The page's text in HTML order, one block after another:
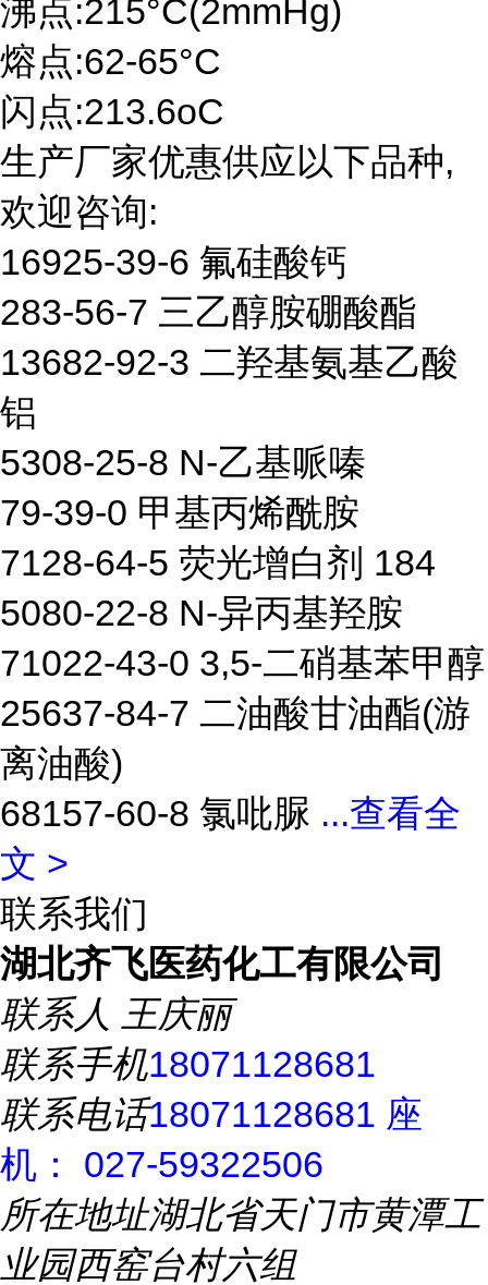
沸点:215°C(2mmHg)
熔点:62-65°C
闪点:213.6oC
生产厂家优惠供应以下品种,
欢迎咨询:
16925-39-6 氟硅酸钙
283-56-7 三乙醇胺硼酸酯
13682-92-3 二羟基氨基乙酸
铝
5308-25-8 N-乙基哌嗪
79-39-0 甲基丙烯酰胺
7128-64-5 荧光增白剂 184
5080-22-8 N-异丙基羟胺
71022-43-0 3,5-二硝基苯甲醇
25637-84-7 二油酸甘油酯(游
离油酸)
68157-60-8 氯吡脲 ...查看全
文 >
联系我们
湖北齐飞医药化工有限公司
联系人 王庆丽
联系手机18071128681
联系电话18071128681 座
机： 027-59322506
所在地址湖北省天门市黄潭工
业园西窑台村六组